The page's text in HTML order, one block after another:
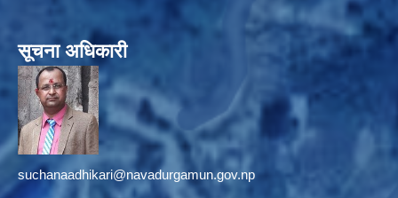
सूचना अधिकारी
suchanaadhikari@navadurgamun.gov.np